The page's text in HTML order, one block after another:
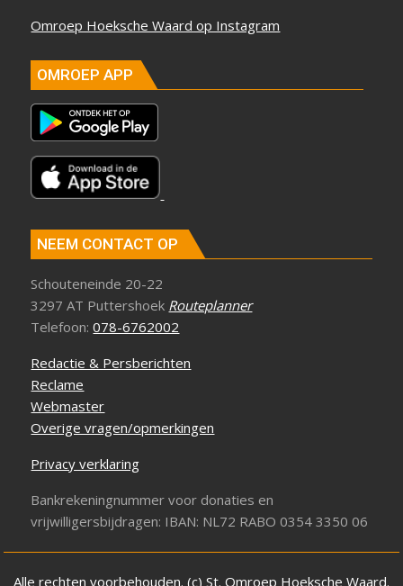
Omroep Hoeksche Waard op Instagram
OMROEP APP
NEEM CONTACT OP
Schouteneinde 20-22
3297 AT Puttershoek Routeplanner
Telefoon:078-6762002
Redactie & Persberichten
Reclame
Webmaster
Overige vragen/opmerkingen
Privacy verklaring
Bankrekeningnummer voor donaties en
vrijwilligersbijdragen: IBAN: NL72 RABO 0354 3350 06
Alle rechten voorbehouden. (c) St. Omroep Hoeksche Waard.